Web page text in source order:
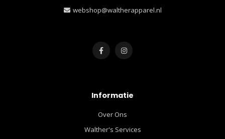
webshop@waltherapparel.nl
Informatie
Over Ons
Walther's Services